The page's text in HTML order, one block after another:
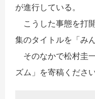
が進行している。
こうした事態を打
集のタイトルを「み
そのなかで松村圭
ズム」を寄稿くださ